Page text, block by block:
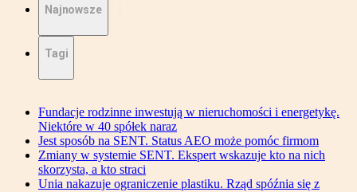
Najnowsze
Tagi
Fundacje rodzinne inwestują w nieruchomości i energetykę.
Niektóre w 40 spółek naraz
Jest sposób na SENT. Status AEO może pomóc firmom
Zmiany w systemie SENT. Ekspert wskazuje kto na nich
skorzysta, a kto straci
Unia nakazuje ograniczenie plastiku. Rząd spóźnia się z